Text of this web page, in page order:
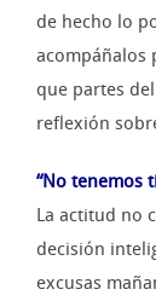
de hecho lo
acompáñalos
que partes
reflexión
“No tenemos
La actitud no
decisión
excusas